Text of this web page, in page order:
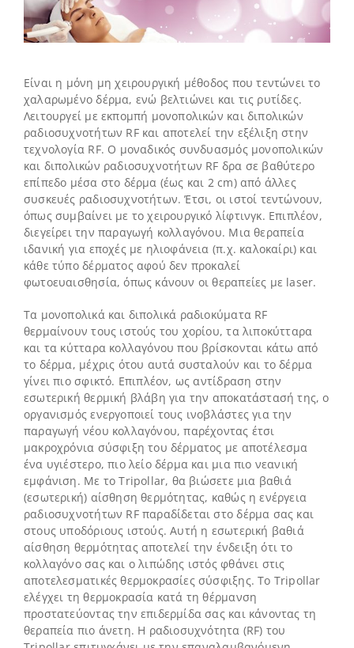
Είναι η μόνη μη χειρουργική μέθοδος που τεντώνει το
χαλαρωμένο δέρμα, ενώ βελτιώνει και τις ρυτίδες.
Λειτουργεί με εκπομπή μονοπολικών και διπολικών
ραδιοσυχνοτήτων RF και αποτελεί την εξέλιξη στην
τεχνολογία RF. Ο μοναδικός συνδυασμός μονοπολικών
και διπολικών ραδιοσυχνοτήτων RF δρα σε βαθύτερο
επίπεδο μέσα στο δέρμα (έως και 2 cm) από άλλες
συσκευές ραδιοσυχνοτήτων. Έτσι, οι ιστοί τεντώνουν,
όπως συμβαίνει με το χειρουργικό λίφτινγκ. Επιπλέον,
διεγείρει την παραγωγή κολλαγόνου. Μια θεραπεία
ιδανική για εποχές με ηλιοφάνεια (π.χ. καλοκαίρι) και
κάθε τύπο δέρματος αφού δεν προκαλεί
φωτοευαισθησία, όπως κάνουν οι θεραπείες με laser.
Τα μονοπολικά και διπολικά ραδιοκύματα RF
θερμαίνουν τους ιστούς του χορίου, τα λιποκύτταρα
και τα κύτταρα κολλαγόνου που βρίσκονται κάτω από
το δέρμα, μέχρις ότου αυτά συσταλούν και το δέρμα
γίνει πιο σφικτό. Επιπλέον, ως αντίδραση στην
εσωτερική θερμική βλάβη για την αποκατάστασή της, ο
οργανισμός ενεργοποιεί τους ινοβλάστες για την
παραγωγή νέου κολλαγόνου, παρέχοντας έτσι
μακροχρόνια σύσφιξη του δέρματος με αποτέλεσμα
ένα υγιέστερο, πιο λείο δέρμα και μια πιο νεανική
εμφάνιση. Με το Tripollar, θα βιώσετε μια βαθιά
(εσωτερική) αίσθηση θερμότητας, καθώς η ενέργεια
ραδιοσυχνοτήτων RF παραδίδεται στο δέρμα σας και
στους υποδόριους ιστούς. Αυτή η εσωτερική βαθιά
αίσθηση θερμότητας αποτελεί την ένδειξη ότι το
κολλαγόνο σας και ο λιπώδης ιστός φθάνει στις
αποτελεσματικές θερμοκρασίες σύσφιξης. Το Tripollar
ελέγχει τη θερμοκρασία κατά τη θέρμανση
προστατεύοντας την επιδερμίδα σας και κάνοντας τη
θεραπεία πιο άνετη. Η ραδιοσυχνότητα (RF) του